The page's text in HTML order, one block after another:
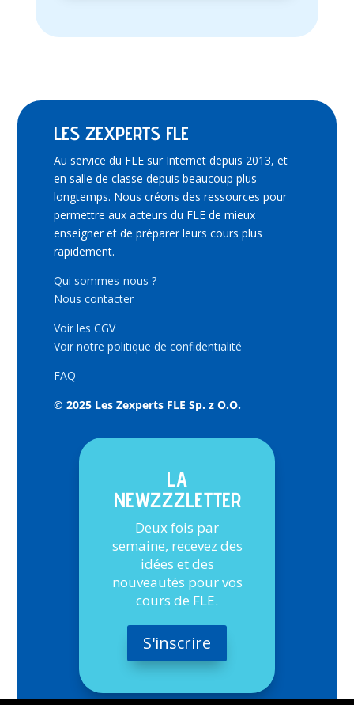
LES ZEXPERTS FLE
Au service du FLE sur Internet depuis 2013, et
en salle de classe depuis beaucoup plus
longtemps. Nous créons des ressources pour
permettre aux acteurs du FLE de mieux
enseigner et de préparer leurs cours plus
rapidement.
Qui sommes-nous ?
Nous contacter
Voir les CGV
Voir notre politique de confidentialité
FAQ
© 2025 Les Zexperts FLE Sp. z O.O.
LA
NEWZZZLETTER
Deux fois par
semaine, recevez des
idées et des
nouveautés pour vos
cours de FLE.
S'inscrire